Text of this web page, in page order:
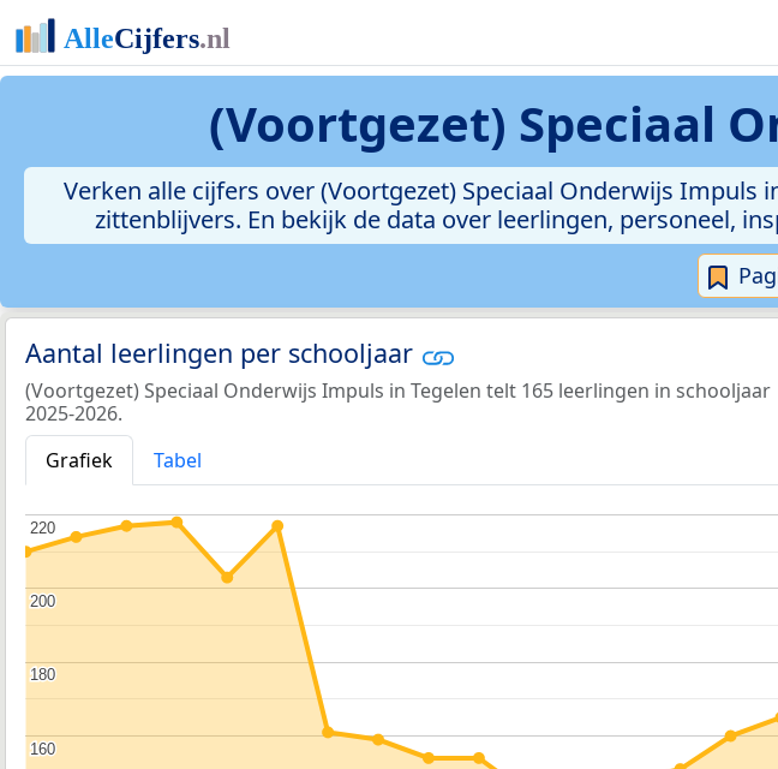
(Voortgezet) Speciaal
Verken alle cijfers over (Voortgezet) Speciaal Onderwijs
zittenblijvers. En bekijk de data over leerlingen, personeel,
Aantal leerlingen per schooljaar
(Voortgezet) Speciaal Onderwijs Impuls in Tegelen telt 165 leerlingen in schooljaar
2025-2026.
Grafiek
Tabel
160
160
180
180
200
200
220
220